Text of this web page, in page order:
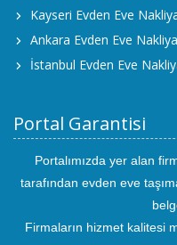
Kayseri Evden Eve
Ankara Evden Eve
İstanbul Evden Eve
Portal Garantisi
Portalımızda yer alan
tarafından evden eve
Firmaların hizmet kalitesi